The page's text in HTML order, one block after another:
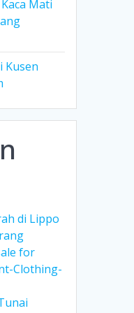
Mati
Kusen
di Lippo
for
Clothing-